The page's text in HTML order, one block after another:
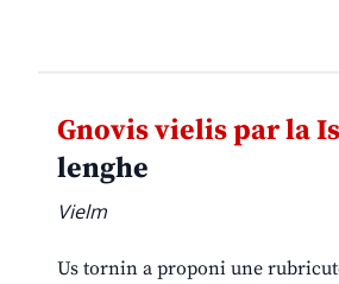
Gnovis vielis par la
lenghe
Vielm
Us tornin a proponi une